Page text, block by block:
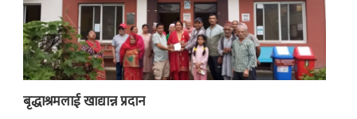
बृद्धाश्रमलाई खाद्यान्न प्रदान